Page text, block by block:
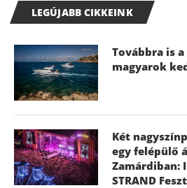
LEGÚJABB CIKKEINK
Továbbra is
magyarok
Két
egy felépülő
Zamárdiban:
STRAND